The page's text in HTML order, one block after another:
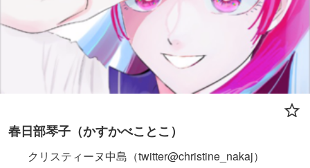
春日部琴子（かすかべことこ）
クリスティーヌ中島（twitter@christine_nakaj）